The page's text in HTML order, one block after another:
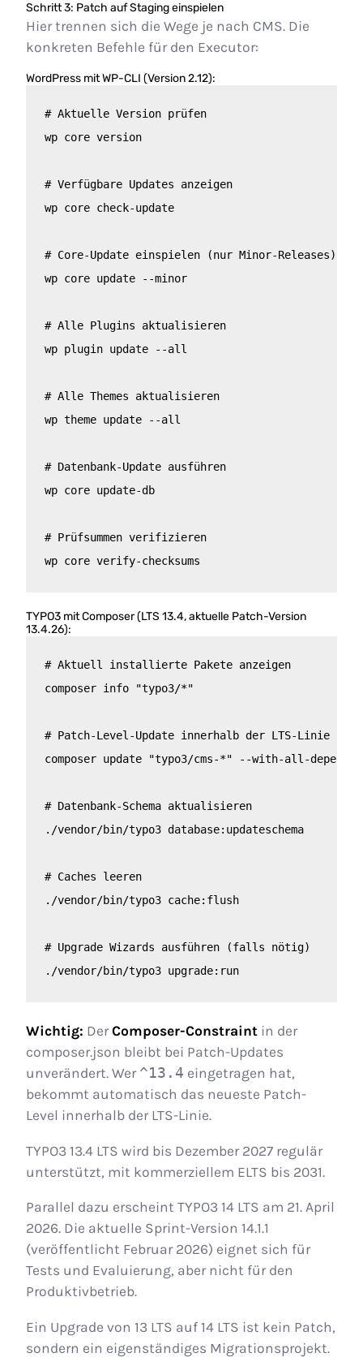
Schritt 3: Patch auf Staging einspielen
Hier trennen sich die Wege je nach CMS. Die
konkreten Befehle für den Executor:
WordPress mit WP-CLI (Version 2.12):
# Aktuelle Version prüfen
wp core version
# Verfügbare Updates anzeigen
wp core check-update
# Core-Update einspielen (nur Minor-Releases)
wp core update --minor
# Alle Plugins aktualisieren
wp plugin update --all
# Alle Themes aktualisieren
wp theme update --all
# Datenbank-Update ausführen
wp core update-db
# Prüfsummen verifizieren
wp core verify-checksums
TYPO3 mit Composer (LTS 13.4, aktuelle Patch-Version
13.4.26):
# Aktuell installierte Pakete anzeigen
composer info "typo3/*"
# Patch-Level-Update innerhalb der LTS-Linie
composer update "typo3/cms-*" --with-all-
# Datenbank-Schema aktualisieren
./vendor/bin/typo3 database:updateschema
# Caches leeren
./vendor/bin/typo3 cache:flush
# Upgrade Wizards ausführen (falls nötig)
./vendor/bin/typo3 upgrade:run
Wichtig: DerComposer-Constraint in der
composer.json bleibt bei Patch-Updates
unverändert. Wer ^13.4 eingetragen hat,
bekommt automatisch das neueste Patch-
Level innerhalb der LTS-Linie.
TYPO3 13.4 LTS wird bis Dezember 2027 regulär
unterstützt, mit kommerziellem ELTS bis 2031.
Parallel dazu erscheint TYPO3 14 LTS am 21. April
2026. Die aktuelle Sprint-Version 14.1.1
(veröffentlicht Februar 2026) eignet sich für
Tests und Evaluierung, aber nicht für den
Produktivbetrieb.
Ein Upgrade von 13 LTS auf 14 LTS ist kein Patch,
sondern ein eigenständiges Migrationsprojekt.